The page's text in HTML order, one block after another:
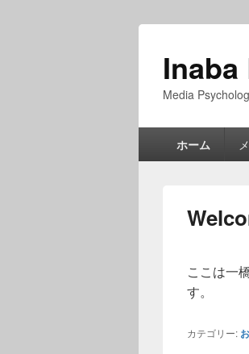
Inaba
Media
ホーム
ここは一
す。
カテゴリー: